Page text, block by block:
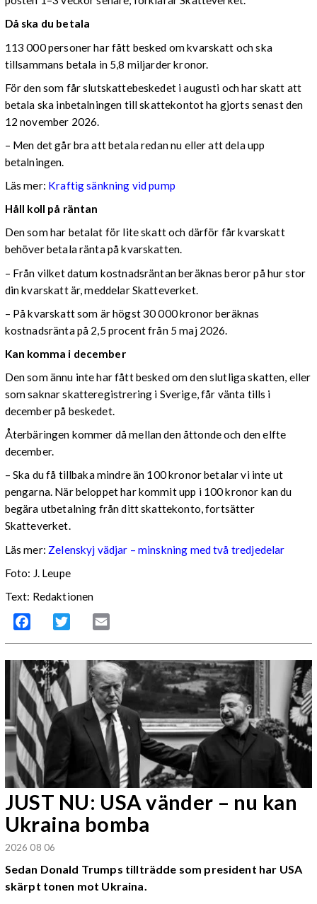
Då ska du betala
113 000 personer har fått besked om kvarskatt och ska
tillsammans betala in 5,8 miljarder kronor.
För den som får slutskattebeskedet i augusti och har skatt att
betala ska inbetalningen till skattekontot ha gjorts senast den
12 november 2026.
– Men det går bra att betala redan nu eller att dela upp
betalningen.
Läs mer: Kraftig sänkning vid pump
Håll koll på räntan
Den som har betalat för lite skatt och därför får kvarskatt
behöver betala ränta på kvarskatten.
– Från vilket datum kostnadsräntan beräknas beror på hur stor
din kvarskatt är, meddelar Skatteverket.
– På kvarskatt som är högst 30 000 kronor beräknas
kostnadsränta på 2,5 procent från 5 maj 2026.
Kan komma i december
Den som ännu inte har fått besked om den slutliga skatten, eller
som saknar skatteregistrering i Sverige, får vänta tills i
december på beskedet.
Återbäringen kommer då mellan den åttonde och den elfte
december.
– Ska du få tillbaka mindre än 100 kronor betalar vi inte ut
pengarna. När beloppet har kommit upp i 100 kronor kan du
begära utbetalning från ditt skattekonto, fortsätter
Skatteverket.
Läs mer: Zelenskyj vädjar – minskning med två tredjedelar
Foto: J. Leupe
Text: Redaktionen
Facebook Twitter
JUST NU: USA vänder – nu kan
Ukraina bomba
2026 08 06
Sedan Donald Trumps tillträdde som president har USA
skärpt tonen mot Ukraina.